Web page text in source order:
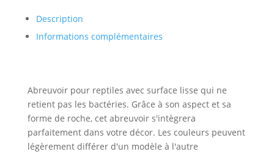
Description
Informations complémentaires
Abreuvoir pour reptiles avec surface lisse qui ne
retient pas les bactéries. Grâce à son aspect et sa
forme de roche, cet abreuvoir s'intègrera
parfaitement dans votre décor. Les couleurs peuvent
légèrement différer d'un modèle à l'autre